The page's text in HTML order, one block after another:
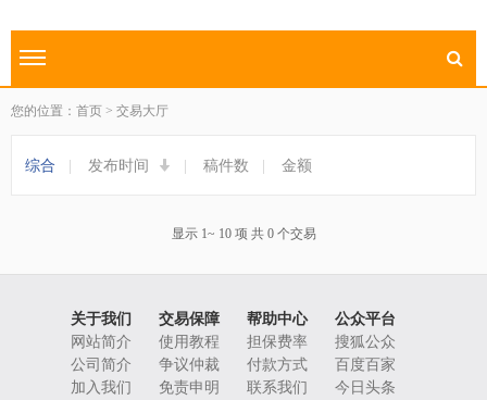
切换导航
您的位置：首页 > 交易大厅
综合 发布时间 稿件数 金额
显示 1~ 10 项 共 0 个交易
关于我们 交易保障 帮助中心
公众平台
网站简介
使用教程 担保费率
搜狐公众
公司简介
争议仲裁 付款方式
百度百家
加入我们
免责申明 联系我们 今日头条